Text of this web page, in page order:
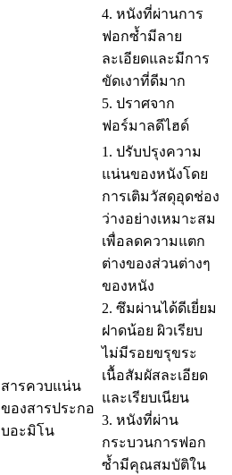
4. หนังที่ผ่านการ
ฟอกซ้ำมีลาย
ละเอียดและมีการ
ขัดเงาที่ดีมาก
5. ปราศจาก
ฟอร์มาลดีไฮด์
สารควบแน่น
ของสารประกอ
บอะมิโน
1. ปรับปรุงความ
แน่นของหนังโดย
การเติมวัสดุอุดช่อง
ว่างอย่างเหมาะสม
เพื่อลดความแตก
ต่างของส่วนต่างๆ
ของหนัง
2. ซึมผ่านได้ดีเยี่ยม
ฝาดน้อย ผิวเรียบ
ไม่มีรอยขรุขระ
เนื้อสัมผัสละเอียด
และเรียบเนียน
3. หนังที่ผ่าน
กระบวนการฟอก
ซ้ำมีคุณสมบัติใน